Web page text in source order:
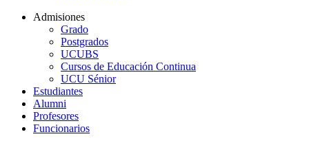
Admisiones
Grado
Postgrados
UCUBS
Cursos de Educación Continua
UCU Sénior
Estudiantes
Alumni
Profesores
Funcionarios